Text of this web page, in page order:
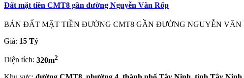
Đất mặt tiền CMT8 gần đường Nguyễn Văn Rốp
BÁN ĐẤT MẶT TIỀN ĐƯỜNG CMT8 GẦN ĐƯỜNG NGUYỄN VĂN
Giá: 15 Tỷ
Diện tích: 320m2